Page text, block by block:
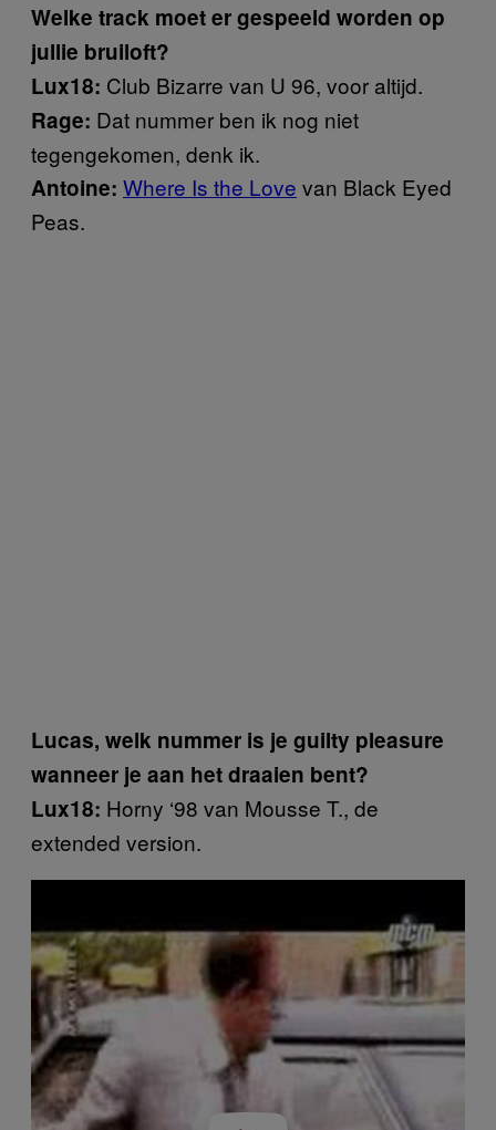
Welke track moet er gespeeld worden op
jullie bruiloft?
Lux18: Club Bizarre van U 96, voor altijd.
Rage: Dat nummer ben ik nog niet
tegengekomen, denk ik.
Antoine: Where Is the Love van Black Eyed
Peas.
Lucas, welk nummer is je guilty pleasure
wanneer je aan het draaien bent?
Lux18: Horny ‘98 van Mousse T., de
extended version.